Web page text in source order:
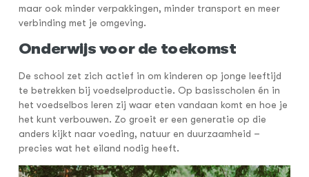
maar ook minder verpakkingen, minder transport en meer
verbinding met je omgeving.
Onderwijs voor de toekomst
De school zet zich actief in om kinderen op jonge leeftijd
te betrekken bij voedselproductie. Op basisscholen én in
het voedselbos leren zij waar eten vandaan komt en hoe je
het kunt verbouwen. Zo groeit er een generatie op die
anders kijkt naar voeding, natuur en duurzaamheid –
precies wat het eiland nodig heeft.